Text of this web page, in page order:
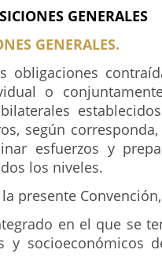
GENERALES
GENERALES.
obligaciones
o
según
esfuerzos y
los niveles.
presente
en el que se
y socioeconómicos